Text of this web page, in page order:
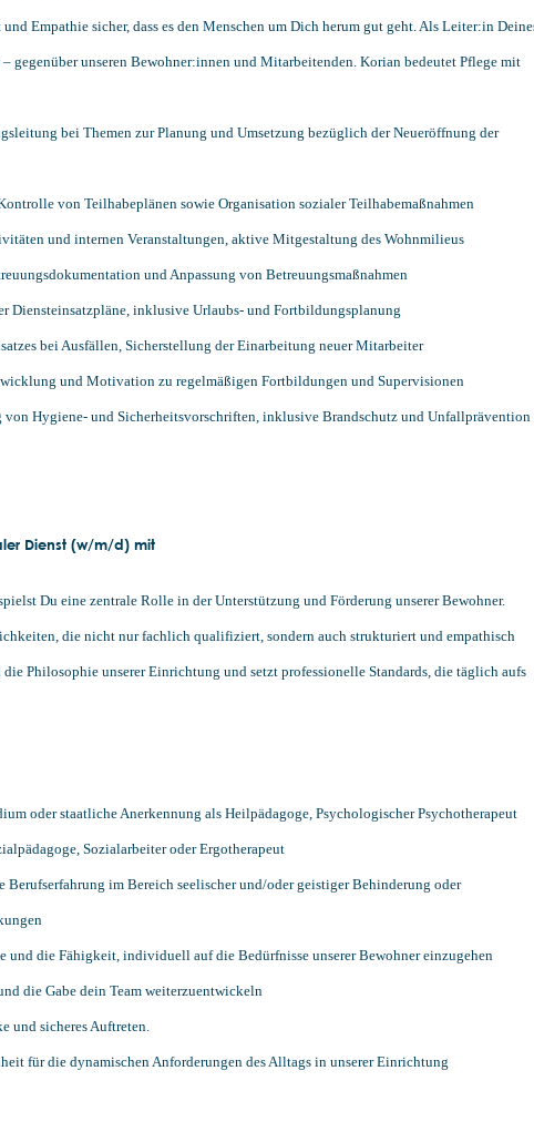
Empathie sicher, dass es den Menschen um Dich herum gut geht. Als Leiter:in
– gegenüber unseren Bewohner:innen und Mitarbeitenden. Korian bedeutet Pflege mit
bei Themen zur Planung und Umsetzung bezüglich der Neueröffnung der
von Teilhabeplänen sowie Organisation sozialer Teilhabemaßnahmen
und internen Veranstaltungen, aktive Mitgestaltung des Wohnmilieus
und Anpassung von Betreuungsmaßnahmen
Diensteinsatzpläne, inklusive Urlaubs- und Fortbildungsplanung
bei Ausfällen, Sicherstellung der Einarbeitung neuer Mitarbeiter
und Motivation zu regelmäßigen Fortbildungen und Supervisionen
von Hygiene- und Sicherheitsvorschriften, inklusive Brandschutz und Unfallprävention
Dienst (w/m/d) mit
Du eine zentrale Rolle in der Unterstützung und Förderung unserer Bewohner.
die nicht nur fachlich qualifiziert, sondern auch strukturiert und empathisch
die Philosophie unserer Einrichtung und setzt professionelle Standards, die täglich aufs
oder staatliche Anerkennung als Heilpädagoge, Psychologischer Psychotherapeut
Sozialarbeiter oder Ergotherapeut
Berufserfahrung im Bereich seelischer und/oder geistiger Behinderung oder
und die Fähigkeit, individuell auf die Bedürfnisse unserer Bewohner einzugehen
die Gabe dein Team weiterzuentwickeln
und sicheres Auftreten.
für die dynamischen Anforderungen des Alltags in unserer Einrichtung